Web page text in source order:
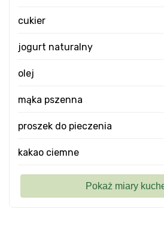
cukier
jogurt naturalny
olej
mąka pszenna
proszek do pieczenia
kakao ciemne